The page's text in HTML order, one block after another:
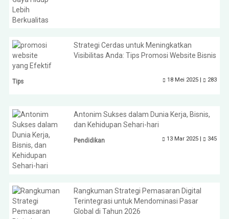
Strategi Cerdas untuk Meningkatkan
Visibilitas Anda: Tips Promosi Website Bisnis
yang Efektif
Tips 18 Mei 2025 | 283
Antonim Sukses dalam Dunia Kerja, Bisnis,
dan Kehidupan Sehari-hari
Pendidikan 13 Mar 2025 | 345
Rangkuman Strategi Pemasaran Digital
Terintegrasi untuk Mendominasi Pasar
Global di Tahun 2026